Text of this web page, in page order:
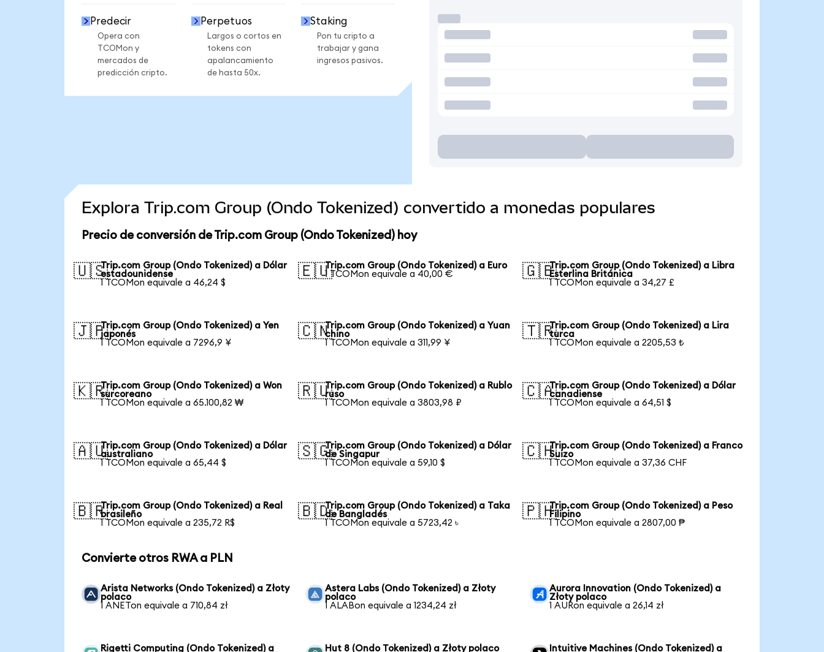
Predecir
Opera con
TCOMon y
mercados de
predicción cripto.
Perpetuos
Largos o cortos en
tokens con
apalancamiento
de hasta 50x.
Staking
Pon tu cripto a
trabajar y gana
ingresos pasivos.
Explora Trip.com Group (Ondo Tokenized) convertido a monedas populares
Precio de conversión de Trip.com Group (Ondo Tokenized) hoy
🇺🇸Trip.com Group (Ondo Tokenized) a Dólar
estadounidense
1 TCOMon equivale a 46,24 $
🇪🇺Trip.com Group (Ondo Tokenized) a Euro
1 TCOMon equivale a 40,00 €
🇬🇧Trip.com Group (Ondo Tokenized) a Libra
Esterlina Británica
1 TCOMon equivale a 34,27 £
🇯🇵Trip.com Group (Ondo Tokenized) a Yen
japonés
1 TCOMon equivale a 7296,9 ¥
🇨🇳Trip.com Group (Ondo Tokenized) a Yuan
chino
1 TCOMon equivale a 311,99 ¥
🇹🇷Trip.com Group (Ondo Tokenized) a Lira
turca
1 TCOMon equivale a 2205,53 ₺
🇰🇷Trip.com Group (Ondo Tokenized) a Won
surcoreano
1 TCOMon equivale a 65.100,82 ₩
🇷🇺Trip.com Group (Ondo Tokenized) a Rublo
ruso
1 TCOMon equivale a 3803,98 ₽
🇨🇦Trip.com Group (Ondo Tokenized) a Dólar
canadiense
1 TCOMon equivale a 64,51 $
🇦🇺Trip.com Group (Ondo Tokenized) a Dólar
australiano
1 TCOMon equivale a 65,44 $
🇸🇬Trip.com Group (Ondo Tokenized) a Dólar
de Singapur
1 TCOMon equivale a 59,10 $
🇨🇭Trip.com Group (Ondo Tokenized) a Franco
Suizo
1 TCOMon equivale a 37,36 CHF
🇧🇷Trip.com Group (Ondo Tokenized) a Real
brasileño
1 TCOMon equivale a 235,72 R$
🇧🇩Trip.com Group (Ondo Tokenized) a Taka
de Bangladés
1 TCOMon equivale a 5723,42 ৳
🇵🇭Trip.com Group (Ondo Tokenized) a Peso
Filipino
1 TCOMon equivale a 2807,00 ₱
Convierte otros RWA a PLN
Arista Networks (Ondo Tokenized) a Złoty
polaco
1 ANETon equivale a 710,84 zł
Astera Labs (Ondo Tokenized) a Złoty
polaco
1 ALABon equivale a 1234,24 zł
Aurora Innovation (Ondo Tokenized) a
Złoty polaco
1 AURon equivale a 26,14 zł
Rigetti Computing (Ondo Tokenized) a
Hut 8 (Ondo Tokenized) a Złoty polaco
Intuitive Machines (Ondo Tokenized) a